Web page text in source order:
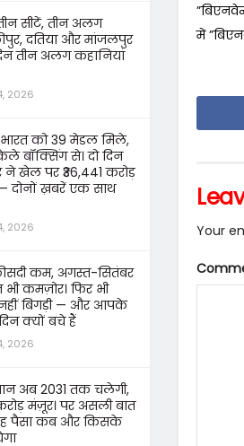
सीटें, तीन अलग
दतिया और मांजलपुर
तीन अलग कहानियां
2026
को 39 मेडल मिले,
बॉक्सिंग से। दो दिन
ने खेल पर ₹36,441 करोड़
दोनों ख़बरें एक साथ
2026
कम, अगस्त-सितंबर
कमज़ोर। फिर भी
बिगड़ी — और आपके
क्यों बचे हैं
2026
अब 2031 तक चलेगी,
मंज़ूर। पर असली बात
पैसा कब और किसके
में
Your